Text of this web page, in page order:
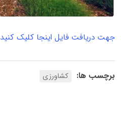
جهت دریافت فایل اینجا کلیک کنید
برچسب ها: کشاورزی